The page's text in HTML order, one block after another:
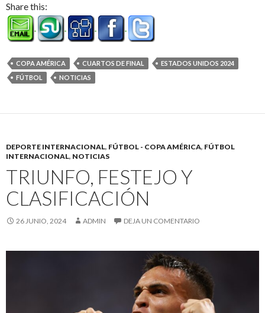
Share this:
COPA AMÉRICA CUARTOS DE FINAL
ESTADOS UNIDOS 2024
FÚTBOL
NOTICIAS
DEPORTE INTERNACIONAL, FÚTBOL - COPA AMÉRICA, FÚTBOL
INTERNACIONAL, NOTICIAS
TRIUNFO, FESTEJO Y
CLASIFICACIÓN
26 JUNIO, 2024 ADMIN DEJA UN COMENTARIO